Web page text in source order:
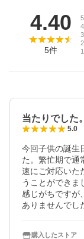
4.40
5件
5
4
3
2
1
当たりでした。
5.0
今回子供の誕生
た。繁忙期で通
速にご対応いた
うことができま
感じがちですが
ありませんでし
購入したストア